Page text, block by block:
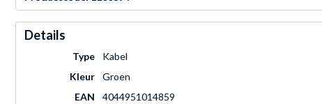
Details
Type
Kabel
Kleur
Groen
EAN
4044951014859